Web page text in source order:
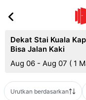
Dekat Stai Kuala
Bisa Jalan Kaki
Aug 06 - Aug 07 ( 1
Urutkan berdasarkan